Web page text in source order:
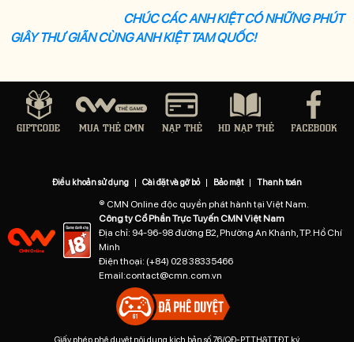
CHÚC CÁC ANH KIỆT CÓ NHỮNG PHÚT
GIÂY THƯ GIÃN CÙNGANH KIỆT TAM QUỐC!
Điều khoản sử dụng Cài đặt và gỡ bỏ Bảo mật Thanh toán
® CMN Online độc quyền phát hành tại Việt Nam.
Công ty Cổ Phần Trực Tuyến CMN Việt Nam
Địa chỉ: 94-96-98 đường B2, Phường An Khánh, TP. Hồ Chí
Minh
Điện thoại: (+84) 028 38335466
Email:contact@cmn.com.vn